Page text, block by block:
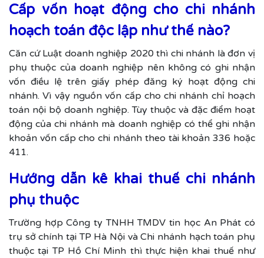
Cấp vốn hoạt động cho chi nhánh
hoạch toán độc lập như thế nào?
Căn cứ Luật doanh nghiệp 2020 thì chi nhánh là đơn vị
phụ thuộc của doanh nghiệp nên không có ghi nhận
vốn điều lệ trên giấy phép đăng ký hoạt động chi
nhánh. Vì vậy nguồn vốn cấp cho chi nhánh chỉ hoạch
toán nội bộ doanh nghiệp. Tùy thuộc và đặc điểm hoạt
động của chi nhánh mà doanh nghiệp có thể ghi nhận
khoản vốn cấp cho chi nhánh theo tài khoản 336 hoặc
411.
Hướng dẫn kê khai thuế chi nhánh
phụ thuộc
Trường hợp Công ty TNHH TMDV tin học An Phát có
trụ sở chính tại TP Hà Nội và Chi nhánh hạch toán phụ
thuộc tại TP Hồ Chí Minh thì thực hiện khai thuế như